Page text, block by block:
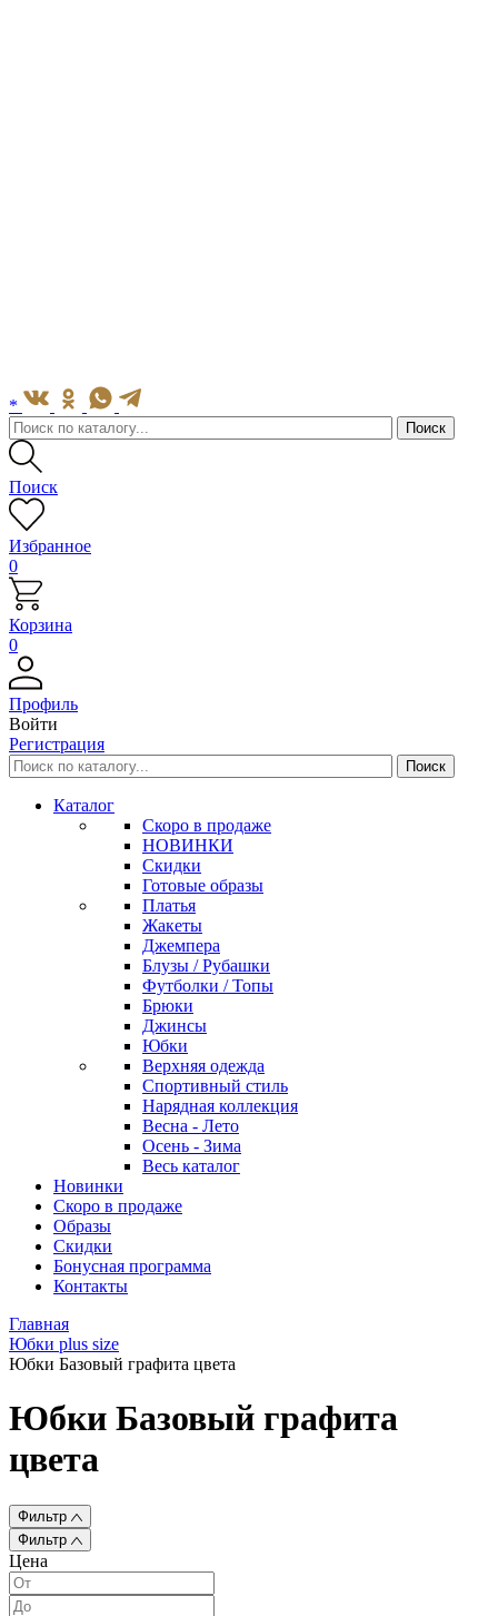
*
Поиск
Избранное
0
Корзина
0
Профиль
Войти
Регистрация
Каталог
Скоро в продаже
НОВИНКИ
Скидки
Готовые образы
Платья
Жакеты
Джемпера
Блузы / Рубашки
Футболки / Топы
Брюки
Джинсы
Юбки
Верхняя одежда
Спортивный стиль
Нарядная коллекция
Весна - Лето
Осень - Зима
Весь каталог
Новинки
Скоро в продаже
Образы
Скидки
Бонусная программа
Контакты
Главная
Юбки plus size
Юбки Базовый графита цвета
Юбки Базовый графита
цвета
Фильтр
Фильтр
Цена